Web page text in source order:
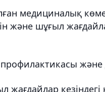
медициналық
және шұғыл
және
жағдайлар